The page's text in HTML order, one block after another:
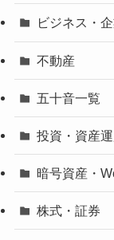
ビジネス・
不動産
五十音一覧
投資・資産
暗号資産・
株式・証券